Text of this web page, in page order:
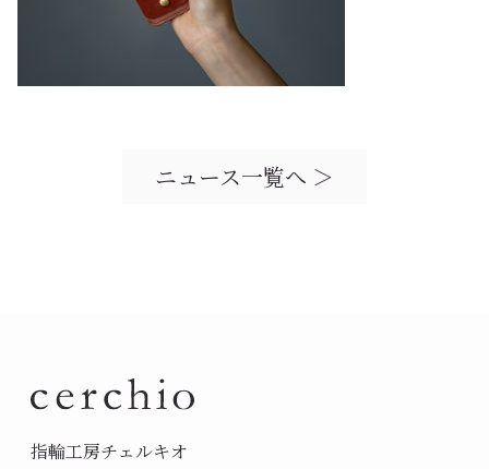
ニュース一覧へ ＞
指輪工房チェルキオ